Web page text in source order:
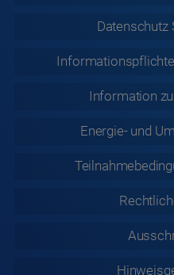
Datenschutz
Information
Energie- und